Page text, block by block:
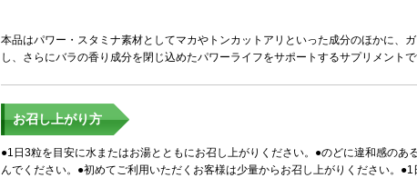
本品はパワー・スタミナ素材としてマカやトンカットアリといった成分のほかに、
し、さらにバラの香り成分を閉じ込めたパワーライフをサポートするサプリメントで
お召し上がり方
●1日3粒を目安に水またはお湯とともにお召し上がりください。●のどに違和感のあ
んでください。●初めてご利用いただくお客様は少量からお召し上がりください。